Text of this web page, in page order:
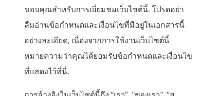
ขอบคุณสำหรับการเยี่ยมชมเว็บไซต์นี้. โปรดอย่า
ลืมอ่านข้อกำหนดและเงื่อนไขที่มีอยู่ในเอกสารนี้
อย่างละเอียด, เนื่องจากการใช้งานเว็บไซต์นี้
หมายความว่าคุณได้ยอมรับข้อกำหนดและเงื่อนไข
ที่แสดงไว้ที่นี่.